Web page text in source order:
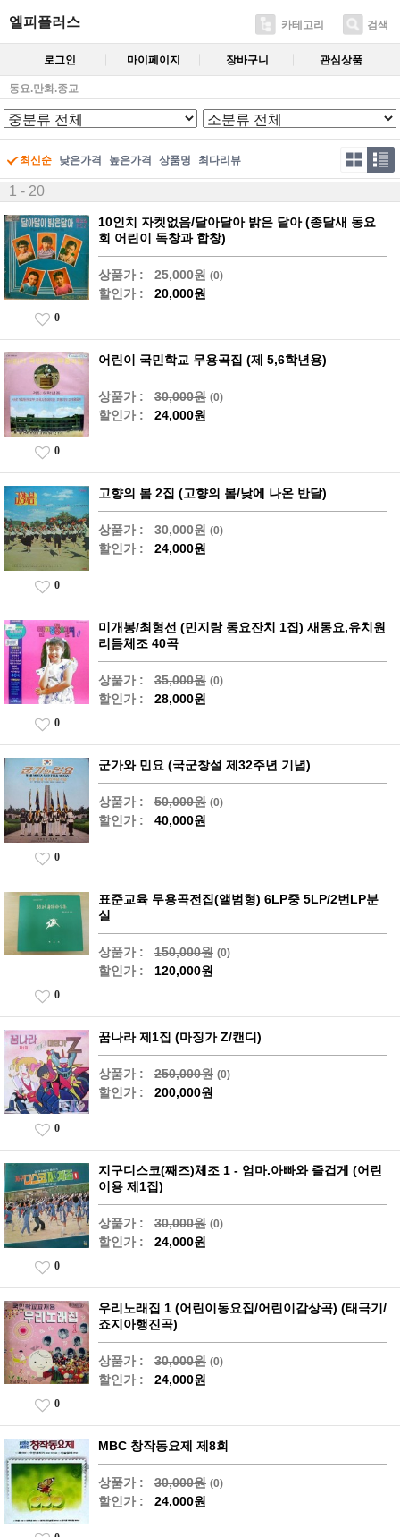
엘피플러스 카테고리 검색
로그인 마이페이지 장바구니 관심상품
동요.만화.종교
최신순 낮은가격 높은가격 상품명 최다리뷰
1 - 20
10인치 자켓없음/달아달아 밝은 달아 (종달새 동요
회 어린이 독창과 합창)
상품가 : 25,000원 (0)
할인가 : 20,000원
0
어린이 국민학교 무용곡집 (제 5,6학년용)
상품가 : 30,000원 (0)
할인가 : 24,000원
0
고향의 봄 2집 (고향의 봄/낮에 나온 반달)
상품가 : 30,000원 (0)
할인가 : 24,000원
0
미개봉/최형선 (민지랑 동요잔치 1집) 새동요,유치원
리듬체조 40곡
상품가 : 35,000원 (0)
할인가 : 28,000원
0
군가와 민요 (국군창설 제32주년 기념)
상품가 : 50,000원 (0)
할인가 : 40,000원
0
표준교육 무용곡전집(앨범형) 6LP중 5LP/2번LP분
실
상품가 : 150,000원 (0)
할인가 : 120,000원
0
꿈나라 제1집 (마징가 Z/캔디)
상품가 : 250,000원 (0)
할인가 : 200,000원
0
지구디스코(째즈)체조 1 - 엄마.아빠와 즐겁게 (어린
이용 제1집)
상품가 : 30,000원 (0)
할인가 : 24,000원
0
우리노래집 1 (어린이동요집/어린이감상곡) (태극기/
죠지아행진곡)
상품가 : 30,000원 (0)
할인가 : 24,000원
0
MBC 창작동요제 제8회
상품가 : 30,000원 (0)
할인가 : 24,000원